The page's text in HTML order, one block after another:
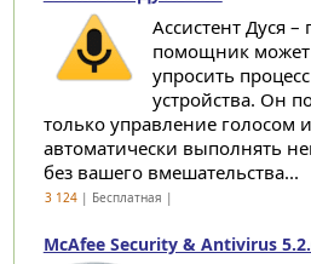
Ассистент Дуся
помощник может
упросить
устройства. Он
только управление голосом
автоматически выполнять
без вашего вмешательства...
3 124| Бесплатная |
McAfee Security & Antivirus